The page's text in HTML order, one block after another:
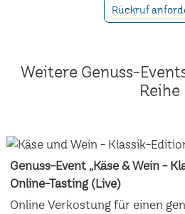
Rückruf
Weitere Genuss-
Reihe
Genuss-Event „Käse & Wein -
Online-Tasting (Live)
Online Verkostung für einen